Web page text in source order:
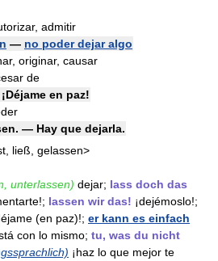
admitir
— no poder dejar algo
originar, causar
de
en paz!
— Hay que dejarla.
ließ, gelassen>
unterlassen) dejar; lass doch das
lassen wir das! ¡dejémoslo!;
(en paz)!; er kann es einfach
con lo mismo; tu, was du nicht
¡haz lo que mejor te